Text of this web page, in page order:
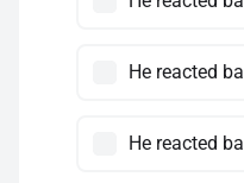
He reacted
He reacted